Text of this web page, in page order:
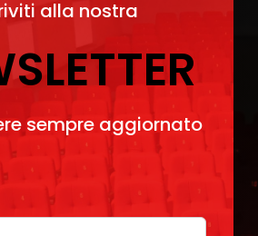
alla nostra
sempre aggiornato